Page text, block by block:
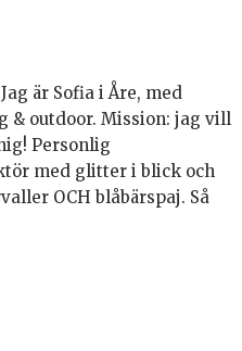
är Sofia i Åre, med
& outdoor. Mission: jag vill
Personlig
med glitter i blick och
OCH blåbärspaj. Så